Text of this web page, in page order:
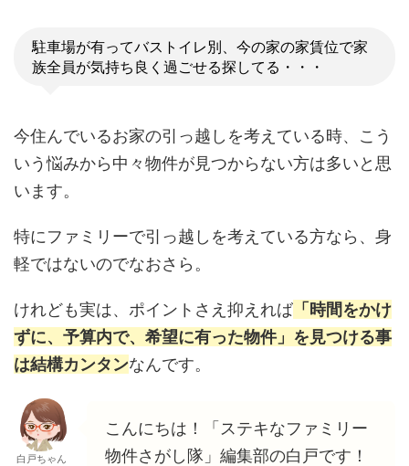
駐車場が有ってバストイレ別、今の家の家賃位で家
族全員が気持ち良く過ごせる探してる・・・
今住んでいるお家の引っ越しを考えている時、こう
いう悩みから中々物件が見つからない方は多いと思
います。
特にファミリーで引っ越しを考えている方なら、身
軽ではないのでなおさら。
けれども実は、ポイントさえ抑えれば 「時間をかけ
ずに、予算内で、希望に有った物件」を見つける事
は結構カンタンなんです。
白戸ちゃん
こんにちは！「ステキなファミリー
物件さがし隊」編集部の白戸です！